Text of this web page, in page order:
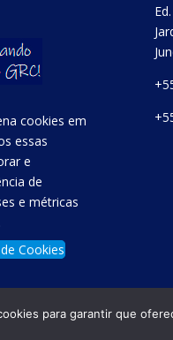
cookies em
essas
e
de
e métricas
Cookies
2021
para garantir que